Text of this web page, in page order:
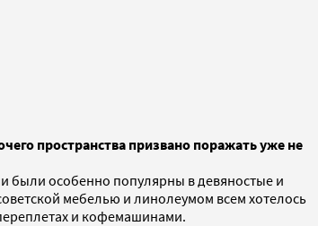
пространства призвано поражать уже не
были особенно популярны в девяностые и
мебелью и линолеумом всем хотелось
и кофемашинами.